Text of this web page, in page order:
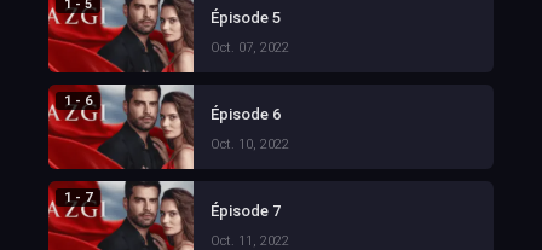
1 - 5
Épisode 5
Oct. 07, 2022
1 - 6
Épisode 6
Oct. 10, 2022
1 - 7
Épisode 7
Oct. 11, 2022